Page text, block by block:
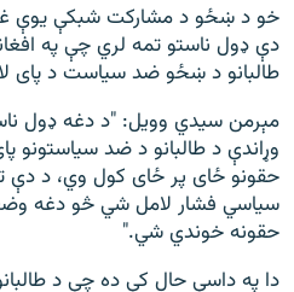
خو د ښځو د مشارکت شبکې یوې
دې ډول ناستو تمه لري چې په
طالبانو د ښځو ضد سیاست د پای
مېرمن سیدي وویل: "د دغه ډول
وړاندې د طالبانو د ضد سیاستونو
حقونو ځای پر ځای کول وي، د دې
سیاسي فشار لامل شي څو دغه
حقونه خوندي شي."
دا په داسې حال کې ده چې د